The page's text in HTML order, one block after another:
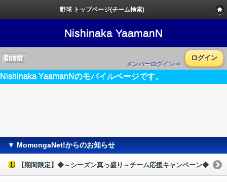
野球 トップページ(チーム検索)
Nishinaka YaamanN
メンバーログイン⇒
ログイン
Nishinaka YaamanNのモバイルページです。
▼ MomongaNet!からのお知らせ
【期間限定】◆～シーズン真っ盛り～チーム応援キャンペーン◆